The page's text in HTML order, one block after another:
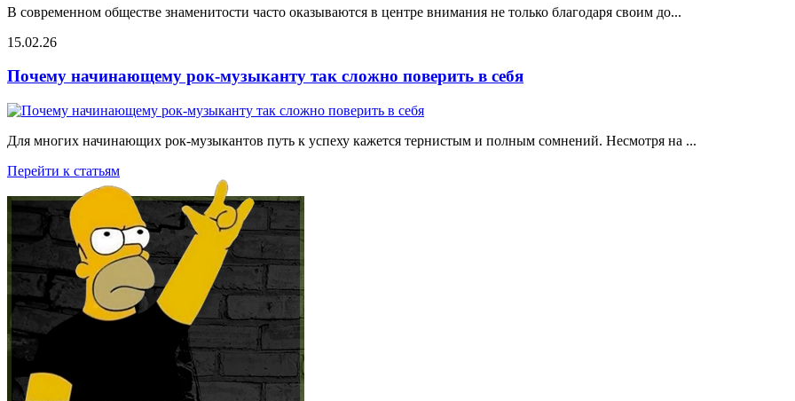
В современном обществе знаменитости часто оказываются в центре внимания не только благодаря своим до...
15.02.26
Почему начинающему рок-музыканту так сложно поверить в себя
Для многих начинающих рок-музыкантов путь к успеху кажется тернистым и полным сомнений. Несмотря на ...
Перейти к статьям